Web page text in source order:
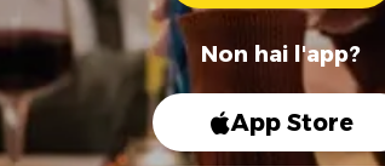
Non hai l'app?
App Store